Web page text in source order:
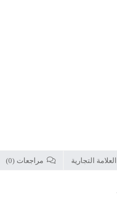
العلامة التجارية مراجعات (0)